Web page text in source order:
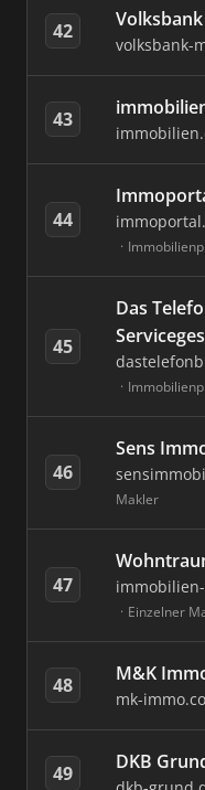
42
volksbank-
43
44
45
Das
46
Sens
Makler
47
Einzelner
48 M&K
mk-
49 DKB